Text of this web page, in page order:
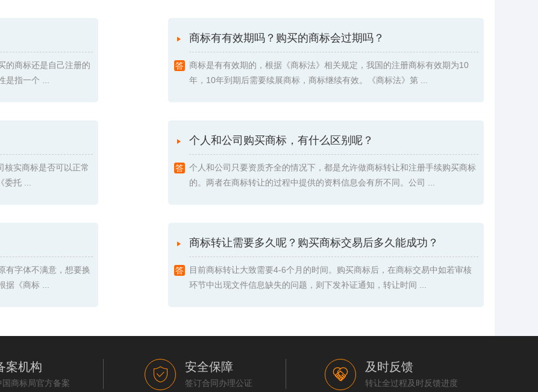
的商标还是自己注册的
指一个 ...
商标有有效期吗？购买的商标会过期吗？
商标是有有效期的，根据《商标法》相关规定，我国的注册商标有效期为10
年，10年到期后需要续展商标，商标继续有效。《商标法》第 ...
核实商标是否可以正常
托 ...
个人和公司购买商标，有什么区别呢？
个人和公司只要资质齐全的情况下，都是允许做商标转让和注册手续购买商标
的。两者在商标转让的过程中提供的资料信息会有所不同。公司 ...
有字体不满意，想要换
《商标 ...
商标转让需要多久呢？购买商标交易后多久能成功？
目前商标转让大致需要4-6个月的时间。购买商标后，在商标交易中如若审核
环节中出现文件信息缺失的问题，则下发补证通知，转让时间 ...
案机构
国商标局官方备案
安全保障
签订合同办理公证
及时反馈
转让全过程及时反馈进度